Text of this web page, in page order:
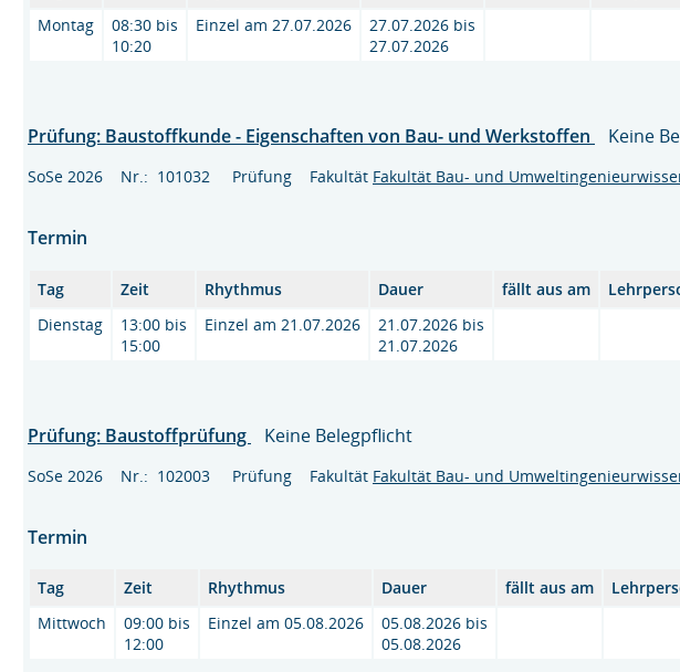
Montag
08:30 bis
10:20
Einzel am 27.07.2026
27.07.2026 bis
27.07.2026
Prüfung: Baustoffkunde - Eigenschaften von Bau- und Werkstoffen Keine
SoSe 2026 Nr.: 101032 Prüfung Fakultät Fakultät Bau- und
Termin
Tag Zeit Rhythmus Dauer fällt aus am
Dienstag
13:00 bis
15:00
Einzel am 21.07.2026
21.07.2026 bis
21.07.2026
Prüfung: Baustoffprüfung Keine Belegpflicht
SoSe 2026 Nr.: 102003 Prüfung Fakultät Fakultät Bau- und
Termin
Tag Zeit Rhythmus Dauer fällt aus am
Mittwoch
09:00 bis
12:00
Einzel am 05.08.2026
05.08.2026 bis
05.08.2026